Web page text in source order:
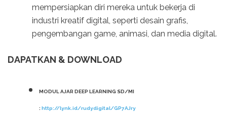
mempersiapkan diri mereka untuk bekerja di
industri kreatif digital, seperti desain grafis,
pengembangan game, animasi, dan media digital.
DAPATKAN & DOWNLOAD
MODUL AJAR DEEP LEARNING SD/MI
: http://lynk.id/rudydigital/GP7AJry